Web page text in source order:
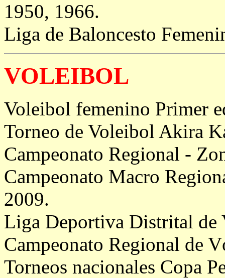
1950, 1966.
Liga de Baloncesto
VOLEIBOL
Voleibol femenino Primer
Torneo de Voleibol Akira
Campeonato Regional -
Campeonato Macro
2009.
Liga Deportiva Distrital
Campeonato Regional de
Torneos nacionales Copa